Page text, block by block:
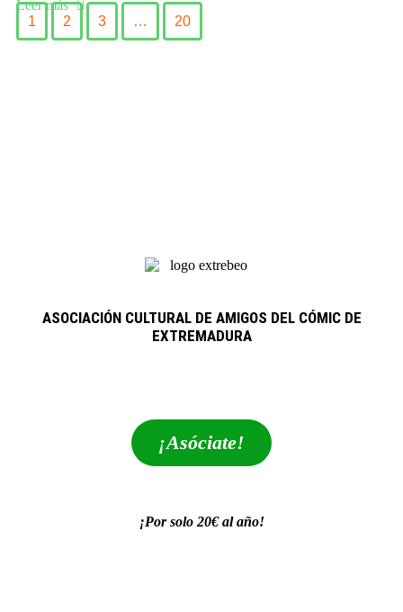
Leer más
1
2 3 … 20
ASOCIACIÓN CULTURAL DE AMIGOS DEL CÓMIC DE
EXTREMADURA
¡Asóciate!
¡Por solo 20€ al año!